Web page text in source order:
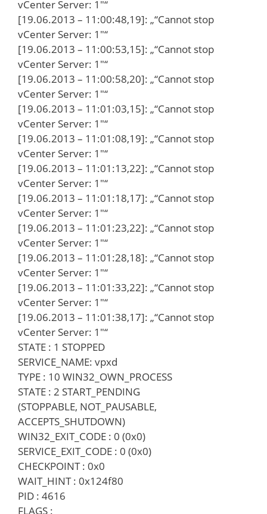
vCenter Server: 1″“
[19.06.2013 – 11:00:48,19]: „“Cannot stop
vCenter Server: 1″“
[19.06.2013 – 11:00:53,15]: „“Cannot stop
vCenter Server: 1″“
[19.06.2013 – 11:00:58,20]: „“Cannot stop
vCenter Server: 1″“
[19.06.2013 – 11:01:03,15]: „“Cannot stop
vCenter Server: 1″“
[19.06.2013 – 11:01:08,19]: „“Cannot stop
vCenter Server: 1″“
[19.06.2013 – 11:01:13,22]: „“Cannot stop
vCenter Server: 1″“
[19.06.2013 – 11:01:18,17]: „“Cannot stop
vCenter Server: 1″“
[19.06.2013 – 11:01:23,22]: „“Cannot stop
vCenter Server: 1″“
[19.06.2013 – 11:01:28,18]: „“Cannot stop
vCenter Server: 1″“
[19.06.2013 – 11:01:33,22]: „“Cannot stop
vCenter Server: 1″“
[19.06.2013 – 11:01:38,17]: „“Cannot stop
vCenter Server: 1″“
STATE : 1 STOPPED
SERVICE_NAME: vpxd
TYPE : 10 WIN32_OWN_PROCESS
STATE : 2 START_PENDING
(STOPPABLE, NOT_PAUSABLE,
ACCEPTS_SHUTDOWN)
WIN32_EXIT_CODE : 0 (0x0)
SERVICE_EXIT_CODE : 0 (0x0)
CHECKPOINT : 0x0
WAIT_HINT : 0x124f80
PID : 4616
FLAGS :